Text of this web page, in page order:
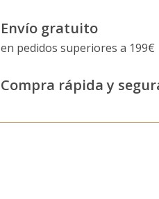
Envío gratuito
en pedidos superiores a 199€
Compra rápida y